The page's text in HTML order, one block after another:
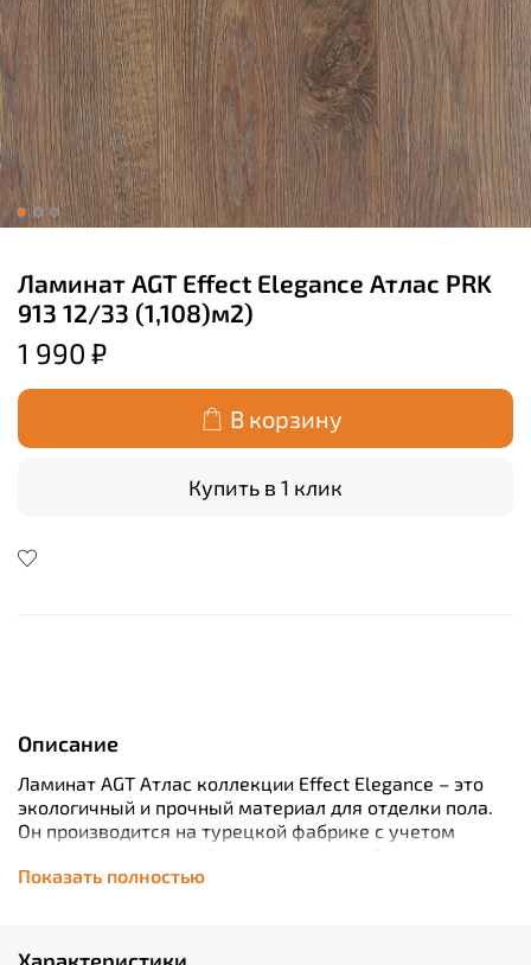
Ламинат AGT Effect Elegance Атлас PRK
913 12/33 (1,108)м2)
1 990 ₽
В корзину
Купить в 1 клик
Описание
Ламинат AGT Атлас коллекции Effect Elegance – это
экологичный и прочный материал для отделки пола.
Он производится на турецкой фабрике с учетом
немецких технологий и на немецком оборудовании.
Достоинствами покрытия являются его
древесно-волокнистой панели HDF, отличающейся
Показать полностью